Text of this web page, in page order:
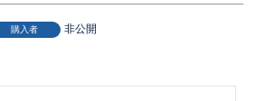
購入者
非公開